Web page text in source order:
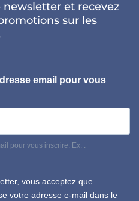
et recevez
sur les
email pour vous
pour vous inscrire. Ex. :
vous acceptez que
votre adresse e-mail dans le